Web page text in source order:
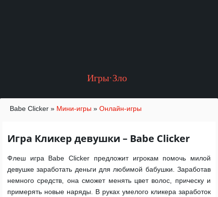
Игры·Зло
Babe Clicker » Мини-игры » Онлайн-игры
Игра Кликер девушки – Babe Clicker
Флеш игра Babe Clicker предложит игрокам помочь милой
девушке заработать деньги для любимой бабушки. Заработав
немного средств, она сможет менять цвет волос, прическу и
примерять новые наряды. В руках умелого кликера заработок